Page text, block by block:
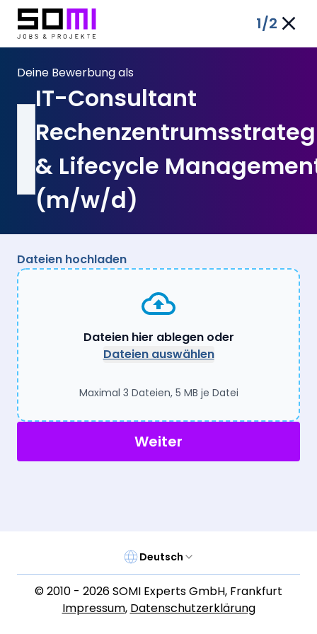
1/2
Deine Bewerbung als
IT-Consultant
& Lifecycle
(m/w/d)
Dateien hochladen
Dateien hier ablegen oder
Dateien auswählen
Maximal 3 Dateien, 5 MB je Datei
Weiter
Deutsch
© 2010 - 2026SOMI Experts GmbH, Frankfurt
Impressum, Datenschutzerklärung